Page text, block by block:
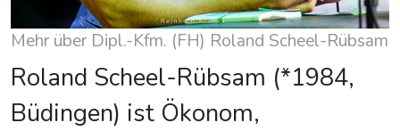
Mehr über Dipl.-Kfm. (FH) Roland Scheel-Rübsam
Roland Scheel-Rübsam (*1984,
Büdingen) ist Ökonom,